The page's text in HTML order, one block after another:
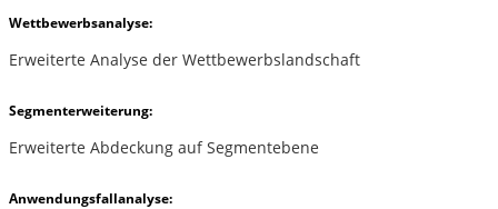
Wettbewerbsanalyse:
Erweiterte Analyse der Wettbewerbslandschaft
Segmenterweiterung:
Erweiterte Abdeckung auf Segmentebene
Anwendungsfallanalyse: